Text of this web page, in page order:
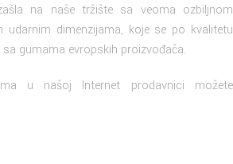
na naše tržište sa veoma ozbiljnom
dimenzijama, koje se po kvalitetu
gumama evropskih proizvođača.
u našoj Internet prodavnici možete